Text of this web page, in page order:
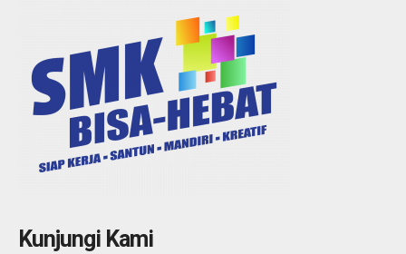
Kunjungi Kami